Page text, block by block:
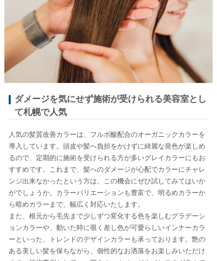
ダメージを気にせず施術が受けられる美容室とし
て札幌で人気
人気の髪質改善カラーは、フルボ酸配合のオーガニックカラーを
導入しています。頭皮や髪へ負担をかけずに綺麗な発色が楽しめ
るので、定期的に施術を受けられる方が多いグレイカラーにもお
すすめです。これまで、髪へのダメージが心配でカラーにチャレ
ンジ出来なかったという方は、この機会にぜひ試してみてはいか
がでしょうか。カラーバリエーションも豊富で、明るめカラーか
ら暗めカラーまで、幅広く対応いたします。
また、根元から毛先まで少しずつ変化する色を楽しむグラデーシ
ョンカラーや、動いた時に覗く差し色が可愛らしいインナーカラ
ーといった、トレンドのデザインカラーも承っております。艶の
ある美しい髪を保ちながら、個性的なお洒落をお楽しみいただけ